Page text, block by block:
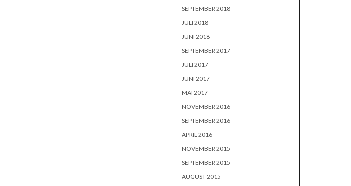
SEPTEMBER 2018
JULI 2018
JUNI 2018
SEPTEMBER 2017
JULI 2017
JUNI 2017
MAI 2017
NOVEMBER 2016
SEPTEMBER 2016
APRIL 2016
NOVEMBER 2015
SEPTEMBER 2015
AUGUST 2015